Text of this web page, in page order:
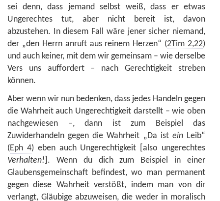
sei denn, dass jemand selbst weiß, dass er etwas
Ungerechtes tut, aber nicht bereit ist, davon
abzustehen. In diesem Fall wäre jener sicher niemand,
der „den Herrn anruft aus reinem Herzen“ (2Tim 2,22)
und auch keiner, mit dem wir gemeinsam – wie derselbe
Vers uns auffordert – nach Gerechtigkeit streben
können.
Aber wenn wir nun bedenken, dass jedes Handeln gegen
die Wahrheit auch Ungerechtigkeit darstellt – wie oben
nachgewiesen –, dann ist zum Beispiel das
Zuwiderhandeln gegen die Wahrheit „Da ist einLeib“
(Eph 4) eben auch Ungerechtigkeit [also ungerechtes
Verhalten! ]. Wenn du dich zum Beispiel in einer
Glaubensgemeinschaft befindest, wo man permanent
gegen diese Wahrheit verstößt, indem man von dir
verlangt, Gläubige abzuweisen, die weder in moralisch